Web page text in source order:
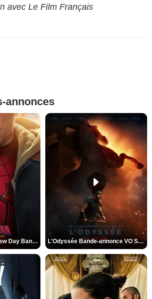
avec Le Film Français
annonces
Spider-Man: Brand New Day Bande-annonce VO STFR L'Odyssée Bande-annonce VO STFR